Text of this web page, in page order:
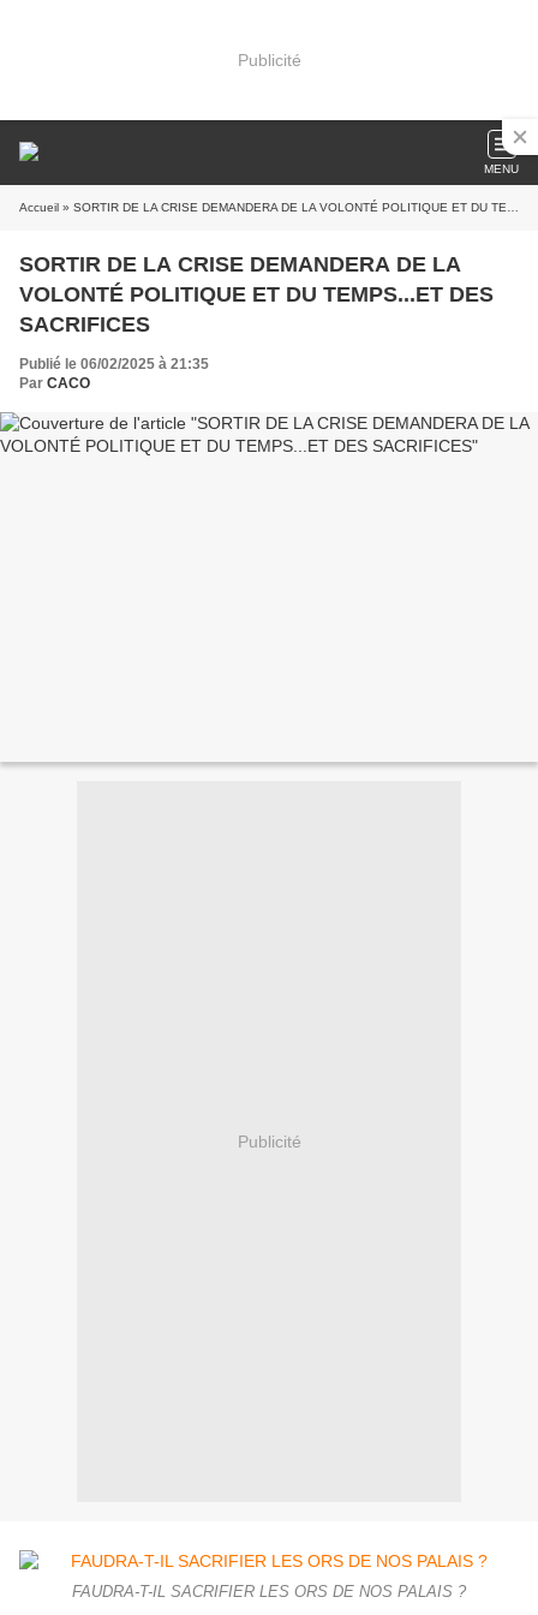
Publicité
MENU
Accueil » SORTIR DE LA CRISE DEMANDERA DE LA VOLONTÉ POLITIQUE ET DU TEMPS...ET DES SACRIFICES
SORTIR DE LA CRISE DEMANDERA DE LA
VOLONTÉ POLITIQUE ET DU TEMPS...ET DES
SACRIFICES
Publié le 06/02/2025 à 21:35
Par CACO
Publicité
FAUDRA-T-IL SACRIFIER LES ORS DE NOS PALAIS ?